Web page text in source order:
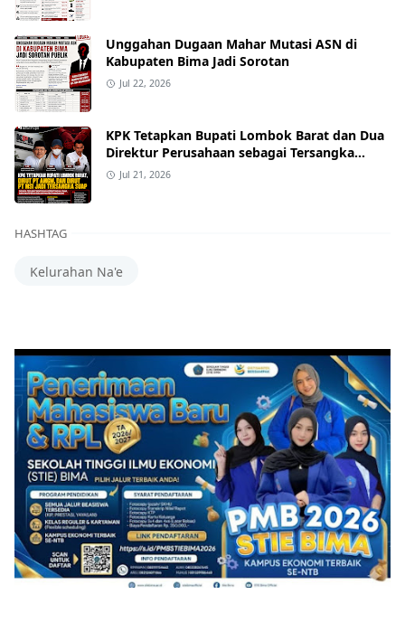
Unggahan Dugaan Mahar Mutasi ASN di
Kabupaten Bima Jadi Sorotan
Jul 22, 2026
KPK Tetapkan Bupati Lombok Barat dan Dua
Direktur Perusahaan sebagai Tersangka
Dugaan Suap Proyek
Jul 21, 2026
HASHTAG
Kelurahan Na'e